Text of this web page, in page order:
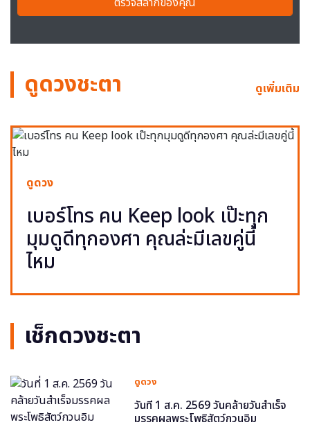
ดูดวงชะตา ดูเพิ่มเติม
ดูดวง
เบอร์โทร คน Keep look เป๊ะทุก
มุมดูดีทุกองศา คุณล่ะมีเลขคู่นี้
ไหม
เช็กดวงชะตา
ดูดวง
วันที่ 1 ส.ค. 2569 วันคล้ายวันสำเร็จ
มรรคผลพระโพธิสัตว์กวนอิม